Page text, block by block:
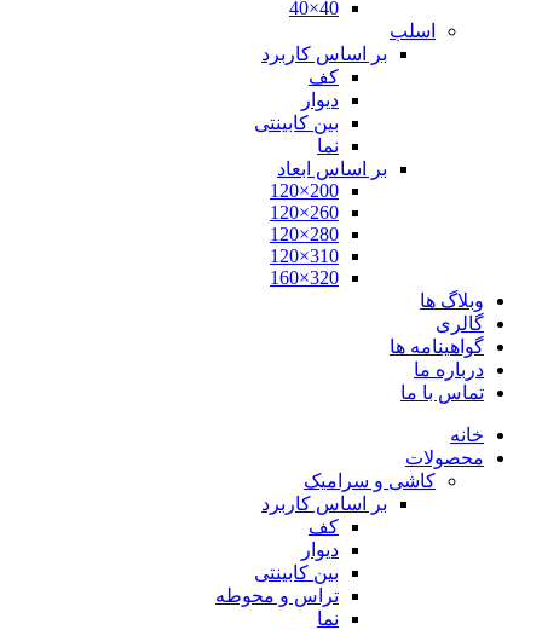
40×40
اسلب
بر اساس کاربرد
کف
دیوار
بین کابینتی
نما
بر اساس ابعاد
200×120
260×120
280×120
310×120
320×160
وبلاگ ها
گالری
گواهینامه ها
درباره ما
تماس با ما
خانه
محصولات
کاشی و سرامیک
بر اساس کاربرد
کف
دیوار
بین کابینتی
تراس و محوطه
نما